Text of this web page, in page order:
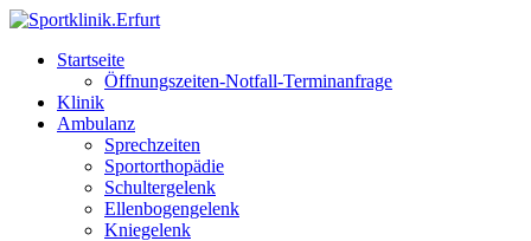
Startseite
Öffnungszeiten-Notfall-Terminanfrage
Klinik
Ambulanz
Sprechzeiten
Sportorthopädie
Schultergelenk
Ellenbogengelenk
Kniegelenk